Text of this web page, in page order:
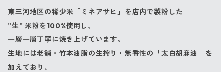
東三河地区の稀少米「ミネアサヒ」を店内で製粉した
”生” 米粉を100%使用し、
一層一層丁寧に焼き上げています。
生地には老舗・竹本油脂の生搾り・無香性の「太白胡麻油」を
加えており、